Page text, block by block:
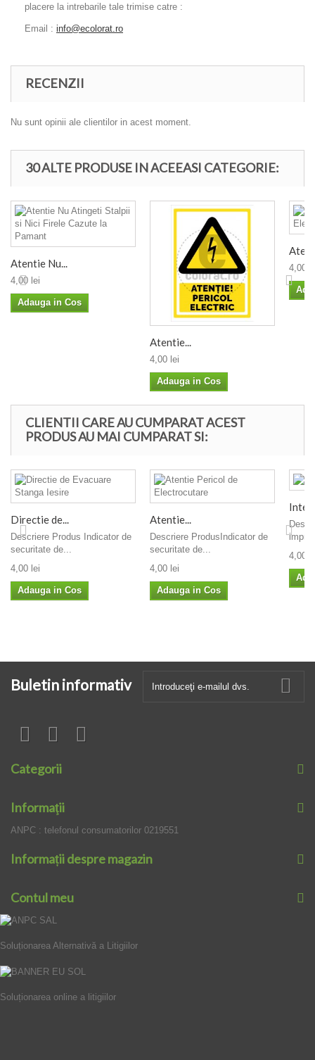
placere la intrebarile tale trimise catre :
Email : info@ecolorat.ro
RECENZII
Nu sunt opinii ale clientilor in acest moment.
30 ALTE PRODUSE IN ACEEASI CATEGORIE:
Atentie Nu...
4,00 lei
Adauga in Cos
Atentie...
4,00 lei
Adauga in Cos
4,00
CLIENTII CARE AU CUMPARAT ACEST
PRODUS AU MAI CUMPARAT SI:
Directie de...
Descriere Produs Indicator de
securitate de...
4,00 lei
Adauga in Cos
Atentie...
Descriere ProdusIndicator de
securitate de...
4,00 lei
Adauga in Cos
4,00
Buletin informativ
Categorii
Informaţii
ANPC : telefonul consumatorilor 0219551
Informații despre magazin
Contul meu
Soluționarea Alternativă a Litigiilor
Soluționarea online a litigiilor